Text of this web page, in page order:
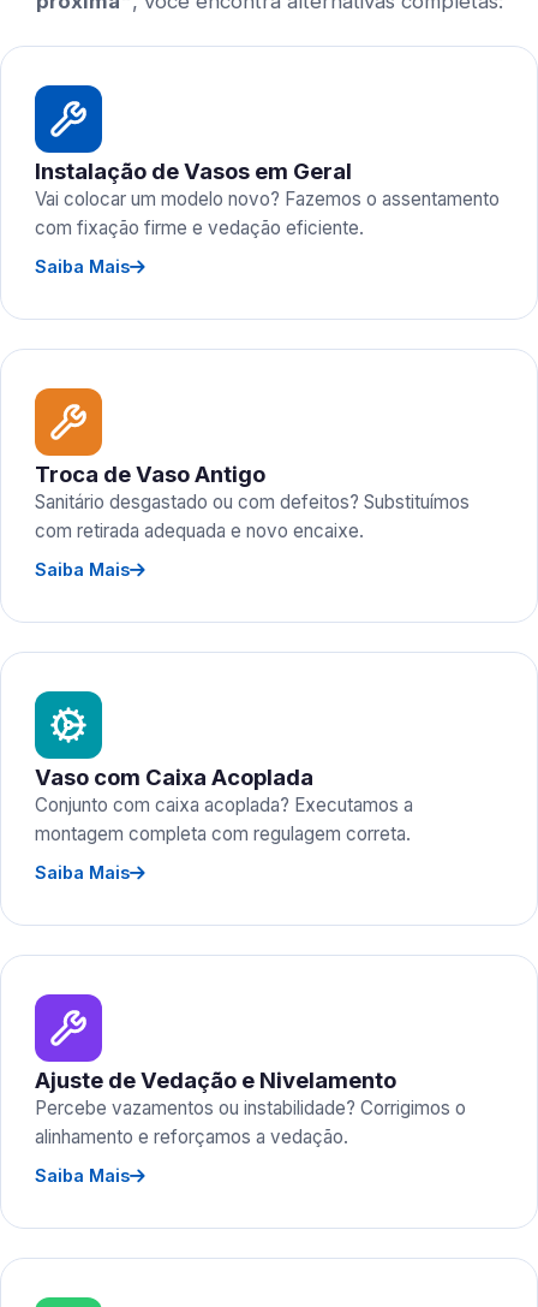
Instalação de Vasos em Geral
Vai colocar um modelo novo? Fazemos o assentamento
com fixação firme e vedação eficiente.
Saiba Mais
Troca de Vaso Antigo
Sanitário desgastado ou com defeitos? Substituímos
com retirada adequada e novo encaixe.
Saiba Mais
Vaso com Caixa Acoplada
Conjunto com caixa acoplada? Executamos a
montagem completa com regulagem correta.
Saiba Mais
Ajuste de Vedação e Nivelamento
Percebe vazamentos ou instabilidade? Corrigimos o
alinhamento e reforçamos a vedação.
Saiba Mais